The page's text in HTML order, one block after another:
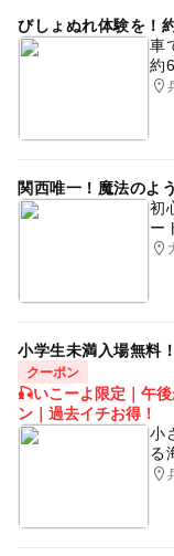
びしょぬれ体験を！
車
約
関西唯一！魔法のよ
初
ー
小学生未満入場無料
クーポン
🎣いこーよ限定｜午
ン｜過去イチお得！
小
る